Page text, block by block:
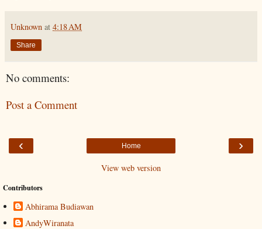
Unknown at 4:18 AM
Share
No comments:
Post a Comment
‹ ›
Home
View web version
Contributors
Abhirama Budiawan
AndyWiranata